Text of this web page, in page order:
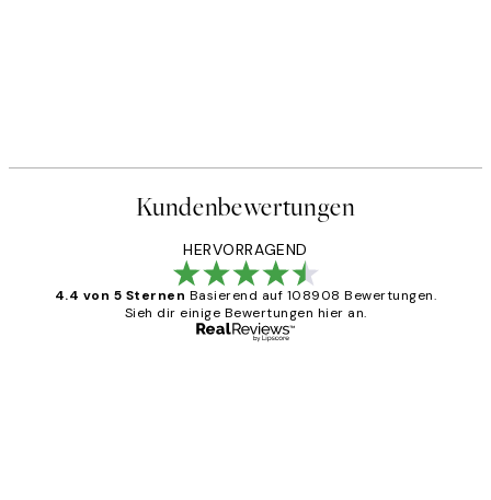
Kundenbewertungen
HERVORRAGEND
4.4 von 5 Sternen Basierend auf 108908 Bewertungen.
Sieh dir einige Bewertungen hier an.